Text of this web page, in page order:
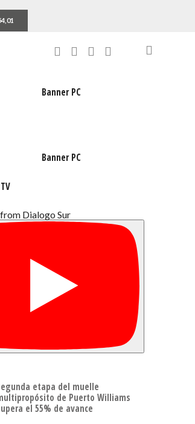
etapa del muelle
de Puerto Williams
el 55% de avance